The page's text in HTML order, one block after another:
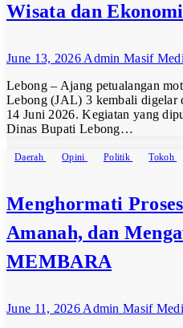
Wisata dan
June 13, 2026 Admin Masif
Lebong – Ajang petualangan
Lebong (JAL) 3 kembali digelar
14 Juni 2026. Kegiatan yang
Dinas Bupati Lebong…
Daerah Opini Politik Tokoh
Menghormati
Amanah, dan
MEMBARA
June 11, 2026 Admin Masif